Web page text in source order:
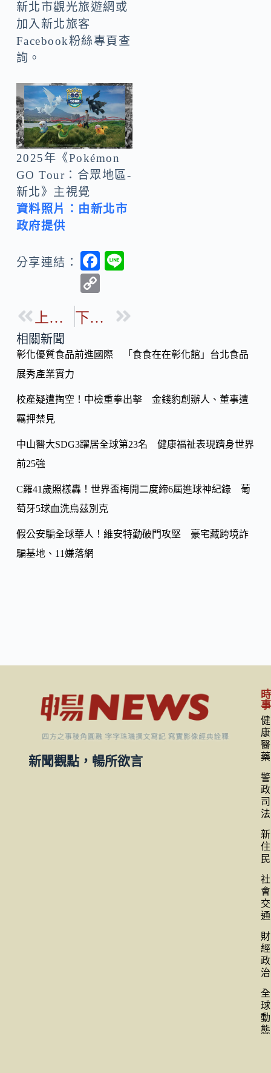
新北市觀光旅遊網或
加入新北旅客
Facebook粉絲專頁查
詢。
2025年《Pokémon
GO Tour：合眾地區-
新北》主視覺
資料照片：由新北市
政府提供
分享連結：
F
b
o
p
Li
k
上一篇 下一篇
相關新聞
彰化優質食品前進國際 「食食在在彰化館」台北食品
展秀產業實力
校產疑遭掏空！中檢重拳出擊 金錢豹創辦人、董事遭
羈押禁見
中山醫大SDG3躍居全球第23名 健康福祉表現躋身世界
前25強
C羅41歲照樣轟！世界盃梅開二度締6屆進球神紀錄 葡
萄牙5球血洗烏茲別克
假公安騙全球華人！維安特勤破門攻堅 豪宅藏跨境詐
騙基地、11嫌落網
新聞觀點，暢所欲言
時
事
健
康
醫
藥
警
政
司
法
新
住
民
社
會
交
通
財
經
政
治
全
球
動
態